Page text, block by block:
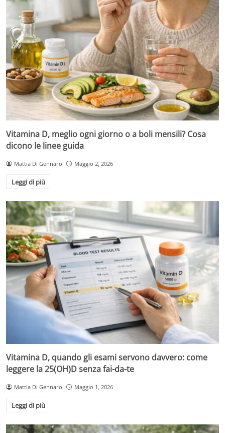
Vitamina D, meglio ogni giorno o a boli mensili? Cosa
dicono le linee guida
Mattia Di Gennaro Maggio 2, 2026
Leggi di più
Vitamina D, quando gli esami servono davvero: come
leggere la 25(OH)D senza fai-da-te
Mattia Di Gennaro Maggio 1, 2026
Leggi di più